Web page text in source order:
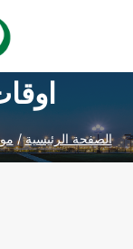
الصفحة الرئيسية/